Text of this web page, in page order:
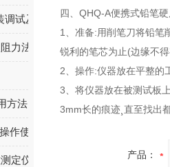
试及注意事项
力法
方法
作使用
定仪主要技术指标
四、QHQ-A便携式铅笔
1、准备:用削笔刀将铅笔
锐利的笔芯为止(边缘不
2、操作:仪器放在平整的
3、将仪器放在被测试板
3mm长的痕迹¸直至找出
产品：